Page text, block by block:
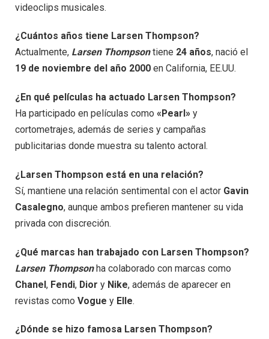
videoclips musicales.
¿Cuántos años tiene Larsen Thompson?
Actualmente, Larsen Thompsontiene 24 años, nació el
19 de noviembre del año 2000 en California, EE.UU.
¿En qué películas ha actuado Larsen Thompson?
Ha participado en películas como «Pearl» y
cortometrajes, además de series y campañas
publicitarias donde muestra su talento actoral.
¿Larsen Thompson está en una relación?
Sí, mantiene una relación sentimental con el actor Gavin
Casalegno, aunque ambos prefieren mantener su vida
privada con discreción.
¿Qué marcas han trabajado con Larsen Thompson?
Larsen Thompsonha colaborado con marcas como
Chanel, Fendi, Dior y Nike, además de aparecer en
revistas como Vogue y Elle.
¿Dónde se hizo famosa Larsen Thompson?